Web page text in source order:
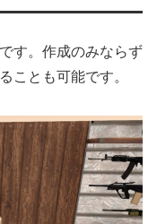
す。作成のみならず
ことも可能です。